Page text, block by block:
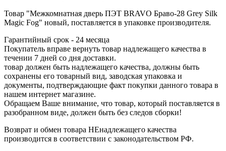
Товар "Межкомнатная дверь ПЭТ BRAVO Браво-28 Grey Silk
Magic Fog" новый, поставляется в упаковке производителя.
Гарантийный срок - 24 месяца
Покупатель вправе вернуть товар надлежащего качества в
течении 7 дней со дня доставки.
товар должен быть надлежащего качества, должны быть
сохранены его товарный вид, заводская упаковка и
документы, подтверждающие факт покупки данного товара в
нашем интернет магазине.
Обращаем Ваше внимание, что товар, который поставляется в
разобранном виде, должен быть без следов сборки!
Возврат и обмен товара НЕнадлежащего качества
производится в соответствии с законодательством РФ.